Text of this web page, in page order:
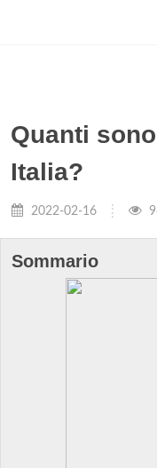
Quanti
Italia?
2022-02-16
Sommario